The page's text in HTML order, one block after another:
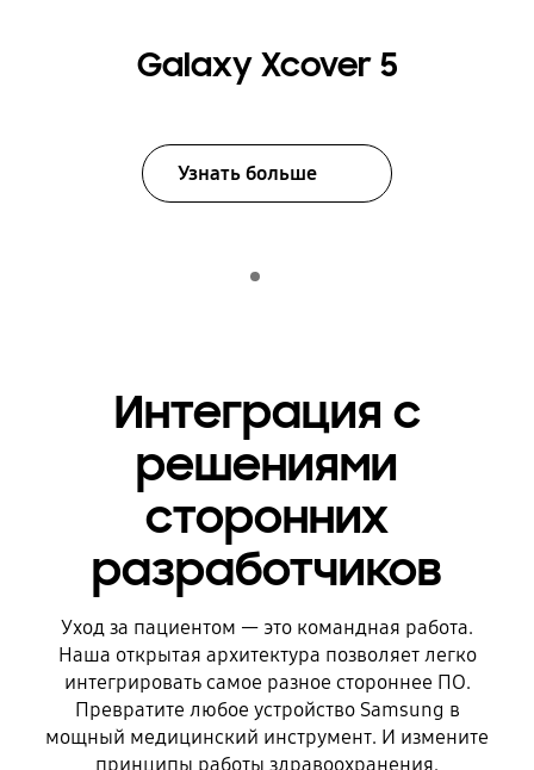
Galaxy Xcover 5
Узнать больше
Интеграция с
решениями
сторонних
разработчиков
Уход за пациентом — это командная работа.
Наша открытая архитектура позволяет легко
интегрировать самое разное стороннее ПО.
Превратите любое устройство Samsung в
мощный медицинский инструмент. И измените
принципы работы здравоохранения.